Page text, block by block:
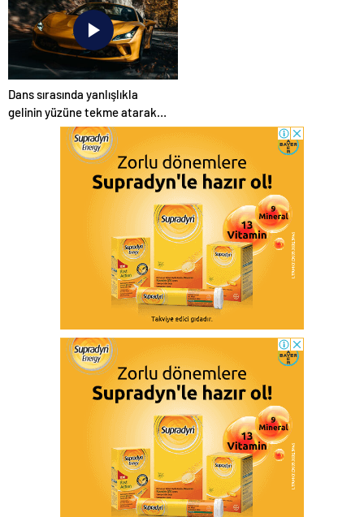
Dans sırasında yanlışlıkla
gelinin yüzüne tekme atarak
düğünü mahvetti